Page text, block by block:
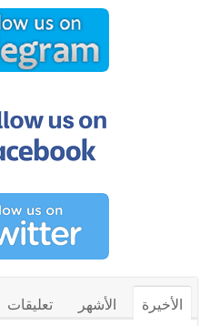
الأخيرة الأشهر تعليقات